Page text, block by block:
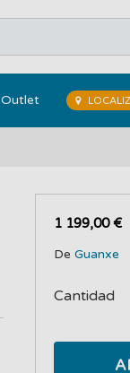
Outlet
1 199,00 €
DeGuanxe
Cantidad